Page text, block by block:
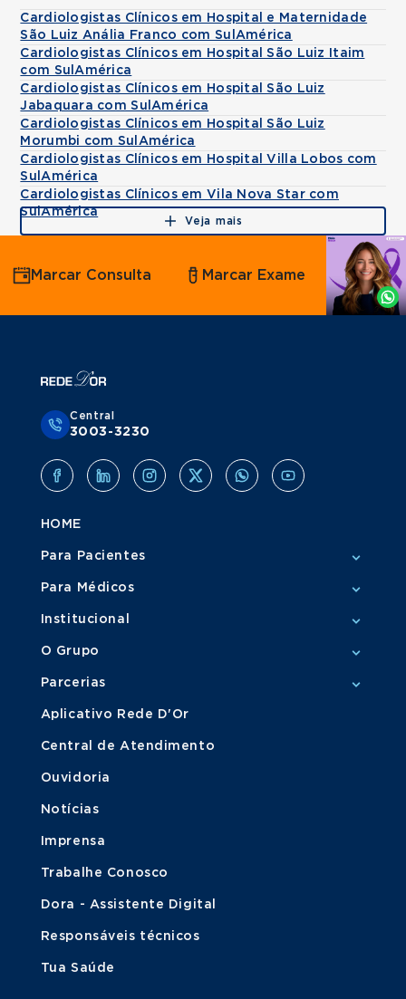
Cardiologistas Clínicos em Hospital e Maternidade
São Luiz Anália Franco com SulAmérica
Cardiologistas Clínicos em Hospital São Luiz Itaim
com SulAmérica
Cardiologistas Clínicos em Hospital São Luiz
Jabaquara com SulAmérica
Cardiologistas Clínicos em Hospital São Luiz
Morumbi com SulAmérica
Cardiologistas Clínicos em Hospital Villa Lobos com
SulAmérica
Cardiologistas Clínicos em Vila Nova Star com
SulAmérica
Veja mais
Agende
por
Whatsapp
Marcar Consulta Marcar Exame
Central
3003-3230
HOME
Para Pacientes
Para Médicos
Institucional
O Grupo
Parcerias
Aplicativo Rede D'Or
Central de Atendimento
Ouvidoria
Notícias
Imprensa
Trabalhe Conosco
Dora - Assistente Digital
Responsáveis técnicos
Tua Saúde